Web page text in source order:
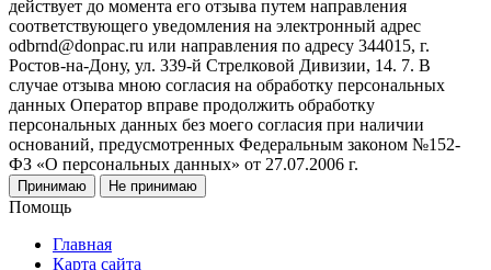
действует до момента его отзыва путем направления
соответствующего уведомления на электронный адрес
odbrnd@donpac.ru или направления по адресу 344015, г.
Ростов-на-Дону, ул. 339-й Стрелковой Дивизии, 14. 7. В
случае отзыва мною согласия на обработку персональных
данных Оператор вправе продолжить обработку
персональных данных без моего согласия при наличии
оснований, предусмотренных Федеральным законом №152-
ФЗ «О персональных данных» от 27.07.2006 г.
Принимаю Не принимаю
Помощь
Главная
Карта сайта